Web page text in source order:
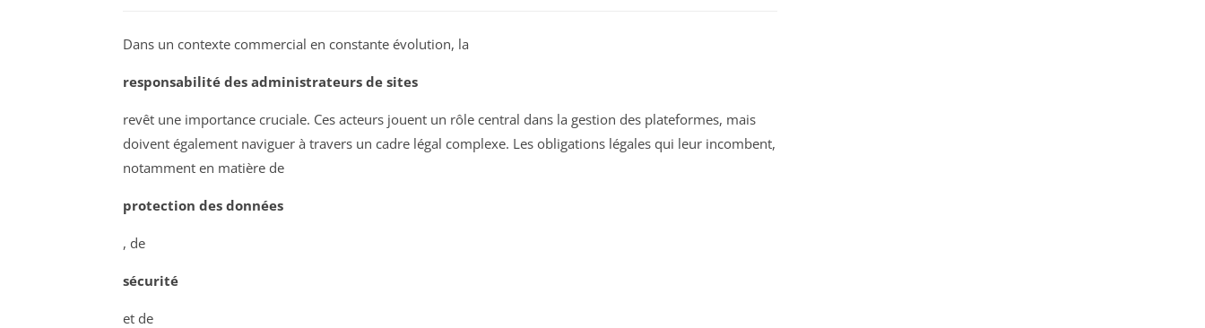
Dans un contexte commercial en constante évolution, la
responsabilité des administrateurs de sites
revêt une importance cruciale. Ces acteurs jouent un rôle central dans la gestion des plateformes, mais
doivent également naviguer à travers un cadre légal complexe. Les obligations légales qui leur incombent,
notamment en matière de
protection des données
, de
sécurité
et de